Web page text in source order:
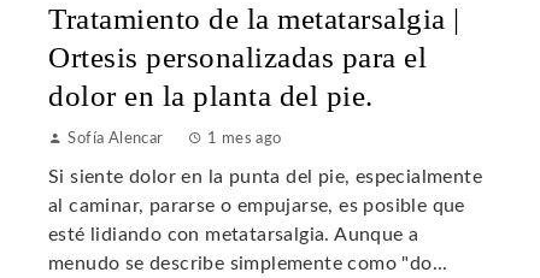
Tratamiento de la metatarsalgia |
Ortesis personalizadas para el
dolor en la planta del pie.
Sofía Alencar 1 mes ago
Si siente dolor en la punta del pie, especialmente
al caminar, pararse o empujarse, es posible que
esté lidiando con metatarsalgia. Aunque a
menudo se describe simplemente como "do...